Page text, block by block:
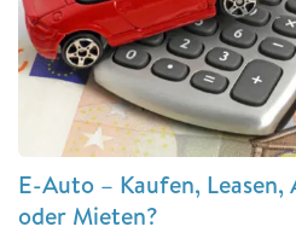
E-Auto – Kaufen, Leasen,
oder Mieten?